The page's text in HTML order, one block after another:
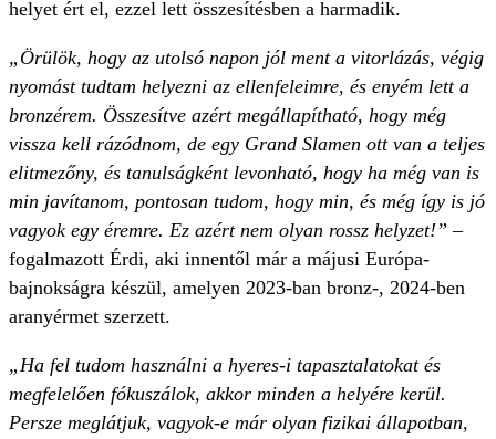
helyet ért el, ezzel lett összesítésben a harmadik.
„Örülök, hogy az utolsó napon jól ment a vitorlázás, végig
nyomást tudtam helyezni az ellenfeleimre, és enyém lett a
bronzérem. Összesítve azért megállapítható, hogy még
vissza kell rázódnom, de egy Grand Slamen ott van a teljes
elitmezőny, és tanulságként levonható, hogy ha még van is
min javítanom, pontosan tudom, hogy min, és még így is jó
vagyok egy éremre. Ez azért nem olyan rossz helyzet!” –
fogalmazott Érdi, aki innentől már a májusi Európa-
bajnokságra készül, amelyen 2023-ban bronz-, 2024-ben
aranyérmet szerzett.
„Ha fel tudom használni a hyeres-i tapasztalatokat és
megfelelően fókuszálok, akkor minden a helyére kerül.
Persze meglátjuk, vagyok-e már olyan fizikai állapotban,